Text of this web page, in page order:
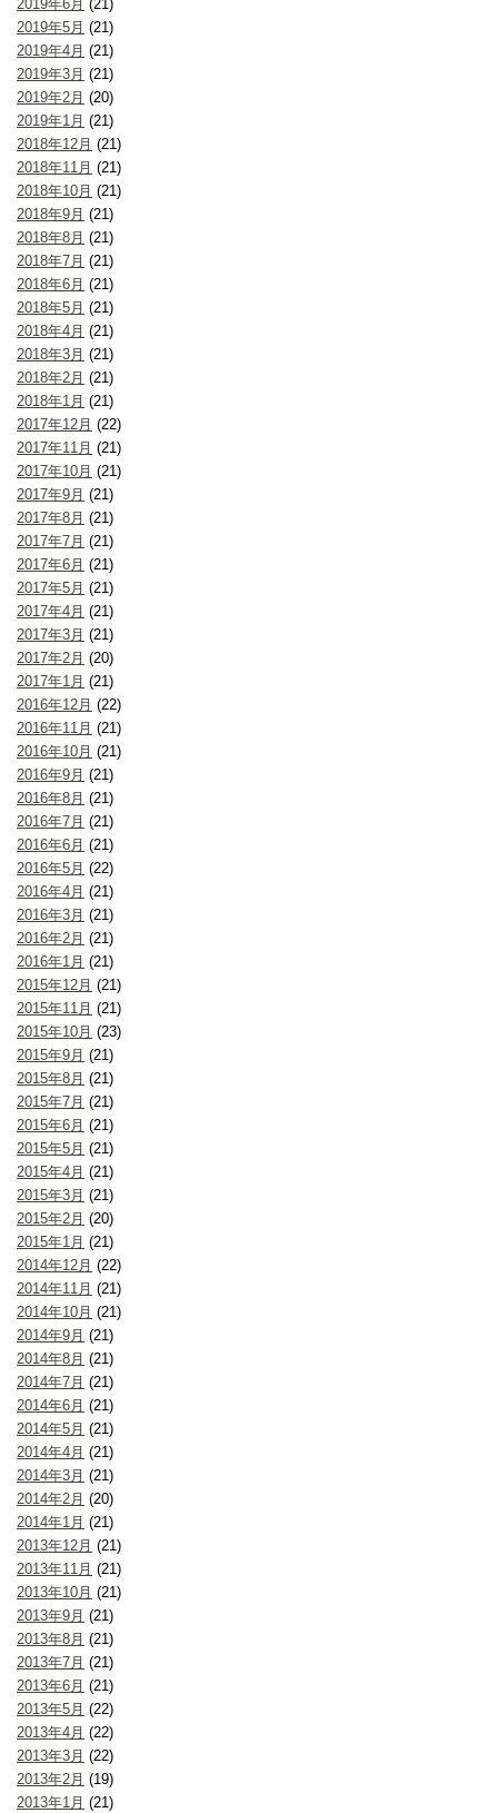
2019年6月 (21)
2019年5月 (21)
2019年4月 (21)
2019年3月 (21)
2019年2月 (20)
2019年1月 (21)
2018年12月 (21)
2018年11月 (21)
2018年10月 (21)
2018年9月 (21)
2018年8月 (21)
2018年7月 (21)
2018年6月 (21)
2018年5月 (21)
2018年4月 (21)
2018年3月 (21)
2018年2月 (21)
2018年1月 (21)
2017年12月 (22)
2017年11月 (21)
2017年10月 (21)
2017年9月 (21)
2017年8月 (21)
2017年7月 (21)
2017年6月 (21)
2017年5月 (21)
2017年4月 (21)
2017年3月 (21)
2017年2月 (20)
2017年1月 (21)
2016年12月 (22)
2016年11月 (21)
2016年10月 (21)
2016年9月 (21)
2016年8月 (21)
2016年7月 (21)
2016年6月 (21)
2016年5月 (22)
2016年4月 (21)
2016年3月 (21)
2016年2月 (21)
2016年1月 (21)
2015年12月 (21)
2015年11月 (21)
2015年10月 (23)
2015年9月 (21)
2015年8月 (21)
2015年7月 (21)
2015年6月 (21)
2015年5月 (21)
2015年4月 (21)
2015年3月 (21)
2015年2月 (20)
2015年1月 (21)
2014年12月 (22)
2014年11月 (21)
2014年10月 (21)
2014年9月 (21)
2014年8月 (21)
2014年7月 (21)
2014年6月 (21)
2014年5月 (21)
2014年4月 (21)
2014年3月 (21)
2014年2月 (20)
2014年1月 (21)
2013年12月 (21)
2013年11月 (21)
2013年10月 (21)
2013年9月 (21)
2013年8月 (21)
2013年7月 (21)
2013年6月 (21)
2013年5月 (22)
2013年4月 (22)
2013年3月 (22)
2013年2月 (19)
2013年1月 (21)